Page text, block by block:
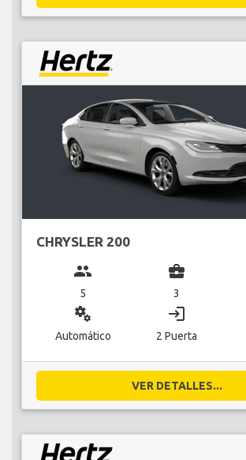
CHRYSLER 200
group
5
business_center
3
miscellaneous_services
Automático
login
2 Puerta
VER DETALLES...